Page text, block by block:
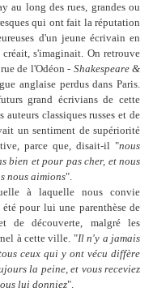
au long des rues, grandes ou
qui ont fait la réputation
d'un jeune écrivain en
s'imaginait. On retrouve
de l'Odéon - Shakespeare &
anglaise perdus dans Paris.
grand écrivians de cette
classiques russes et de
un sentiment de supériorité
parce que, disait-il "nous
bien et pour pas cher, et nous
nous aimions".
à laquelle nous convie
pour lui une parenthèse de
de découverte, malgré les
à cette ville. "Il n'y a jamais
ceux qui y ont vécu diffère
la peine, et vous receviez
lui donniez".